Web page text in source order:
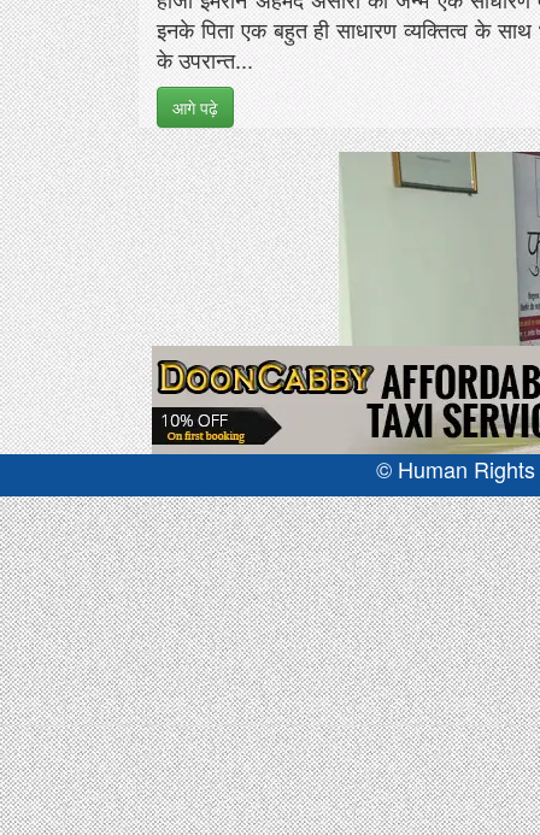
इनके पिता एक बहुत ही साधारण व्यक्तित्व के
के उपरान्त...
आगे पढ़े
© Human